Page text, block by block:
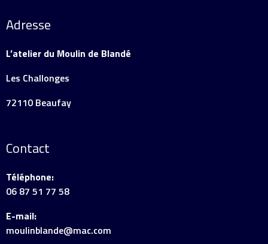
Adresse
L’atelier du Moulin de Blandé
Les Challonges
72110 Beaufay
Contact
Téléphone:
06 87 51 77 58
E-mail:
moulinblande@mac.com